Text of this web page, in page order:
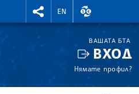
RIGHTMENU.SOCIAL
EN
ВАЛУТНИ
ВАШАТА БТА
ВХОД
Нямате профил?